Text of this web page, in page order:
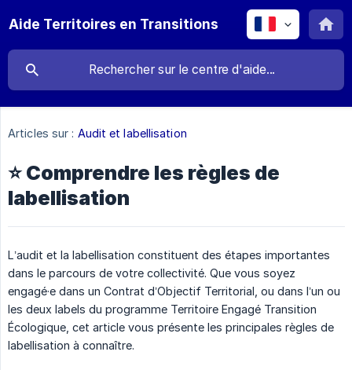
Aide Territoires en Transitions
Articles sur : Audit et labellisation
⭐️ Comprendre les règles de
labellisation
L’audit et la labellisation constituent des étapes importantes
dans le parcours de votre collectivité. Que vous soyez
engagé·e dans un Contrat d’Objectif Territorial, ou dans l’un ou
les deux labels du programme Territoire Engagé Transition
Écologique, cet article vous présente les principales règles de
labellisation à connaître.